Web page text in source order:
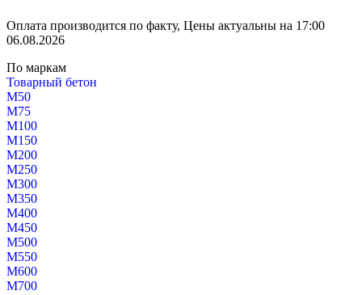
Оплата производится по факту, Цены актуальны на 17:00
06.08.2026
По маркам
Товарный бетон
М50
М75
М100
М150
М200
М250
М300
М350
М400
М450
М500
М550
М600
М700